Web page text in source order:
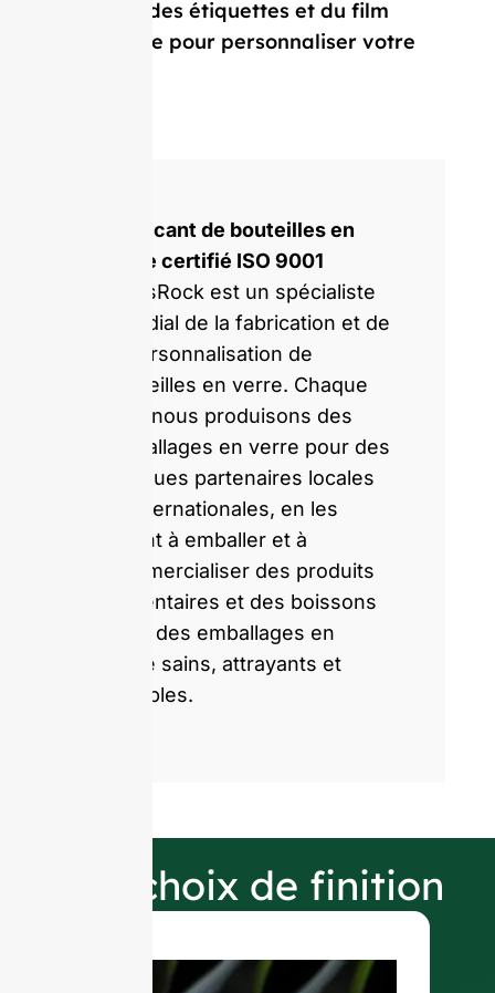
capsules, des étiquettes et du film
rétractable pour personnaliser votre
Fabricant de bouteilles en
verre certifié ISO 9001
GlassRock est un spécialiste
mondial de la fabrication et de
la personnalisation de
bouteilles en verre. Chaque
jour, nous produisons des
emballages en verre pour des
marques partenaires locales
et internationales, en les
aidant à emballer et à
commercialiser des produits
alimentaires et des boissons
avec des emballages en
verre sains, attrayants et
durables.
Nos choix de finition